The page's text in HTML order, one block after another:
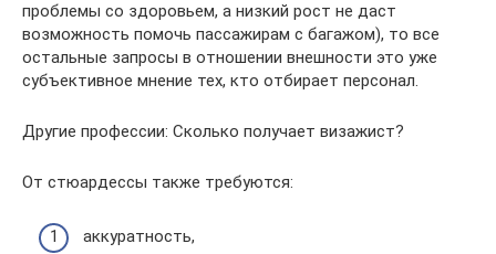
проблемы со здоровьем, а низкий рост не даст
возможность помочь пассажирам с багажом), то все
остальные запросы в отношении внешности это уже
субъективное мнение тех, кто отбирает персонал.
Другие профессии: Сколько получает визажист?
От стюардессы также требуются:
аккуратность,